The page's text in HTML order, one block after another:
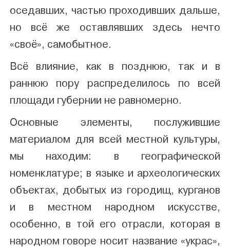
оседавших, частью проходивших дальше,
но всё же оставлявших здесь нечто
«своё», самобытное.
Всё влияние, как в позднюю, так и в
раннюю пору распределилось по всей
площади губернии не равномерно.
Основные элементы, послужившие
материалом для всей местной культуры,
мы находим: в географической
номенклатуре; в языке и археологических
объектах, добытых из городищ, курганов
и в местном народном искусстве,
особенно, в той его отрасли, которая в
народном говоре носит название «украс»,